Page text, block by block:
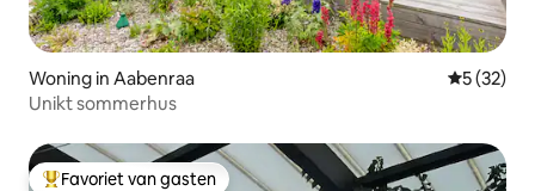
Woning in Aabenraa
5 (32)
Unikt sommerhus
Favoriet van gasten